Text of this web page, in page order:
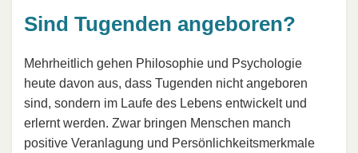
Sind Tugenden angeboren?
Mehrheitlich gehen Philosophie und Psychologie
heute davon aus, dass Tugenden nicht angeboren
sind, sondern im Laufe des Lebens entwickelt und
erlernt werden. Zwar bringen Menschen manch
positive Veranlagung und Persönlichkeitsmerkmale